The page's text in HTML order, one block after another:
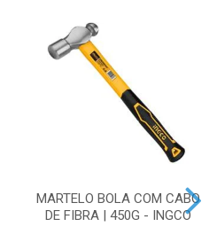
MARTELO BOLA COM CABO
DE FIBRA | 450G - INGCO